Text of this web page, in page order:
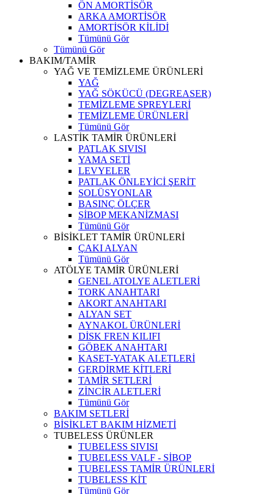
ÖN AMORTİSÖR
ARKA AMORTİSÖR
AMORTİSÖR KİLİDİ
Tümünü Gör
Tümünü Gör
BAKIM/TAMİR
YAĞ VE TEMİZLEME ÜRÜNLERİ
YAĞ
YAĞ SÖKÜCÜ (DEGREASER)
TEMİZLEME SPREYLERİ
TEMİZLEME ÜRÜNLERİ
Tümünü Gör
LASTİK TAMİR ÜRÜNLERİ
PATLAK SIVISI
YAMA SETİ
LEVYELER
PATLAK ÖNLEYİCİ ŞERİT
SOLÜSYONLAR
BASINÇ ÖLÇER
SİBOP MEKANİZMASI
Tümünü Gör
BİSİKLET TAMİR ÜRÜNLERİ
ÇAKI ALYAN
Tümünü Gör
ATÖLYE TAMİR ÜRÜNLERİ
GENEL ATOLYE ALETLERİ
TORK ANAHTARI
AKORT ANAHTARI
ALYAN SET
AYNAKOL ÜRÜNLERİ
DİSK FREN KILIFI
GÖBEK ANAHTARI
KASET-YATAK ALETLERİ
GERDİRME KİTLERİ
TAMİR SETLERİ
ZİNCİR ALETLERİ
Tümünü Gör
BAKIM SETLERİ
BİSİKLET BAKIM HİZMETİ
TUBELESS ÜRÜNLER
TUBELESS SIVISI
TUBELESS VALF - SİBOP
TUBELESS TAMİR ÜRÜNLERİ
TUBELESS KİT
Tümünü Gör